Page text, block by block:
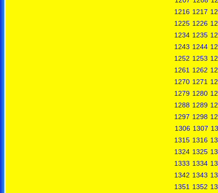
1216 1217
1225 1226
1234 1235
1243 1244
1252 1253
1261 1262
1270 1271
1279 1280
1288 1289
1297 1298
1306 1307
1315 1316
1324 1325
1333 1334
1342 1343
1351 1352